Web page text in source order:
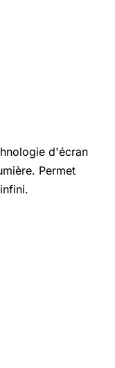
d'écran
Permet